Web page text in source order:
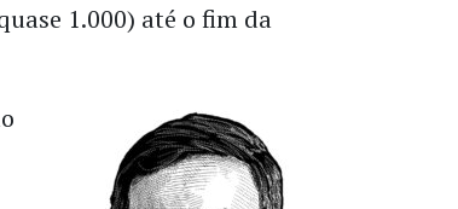
1.000) até o fim da